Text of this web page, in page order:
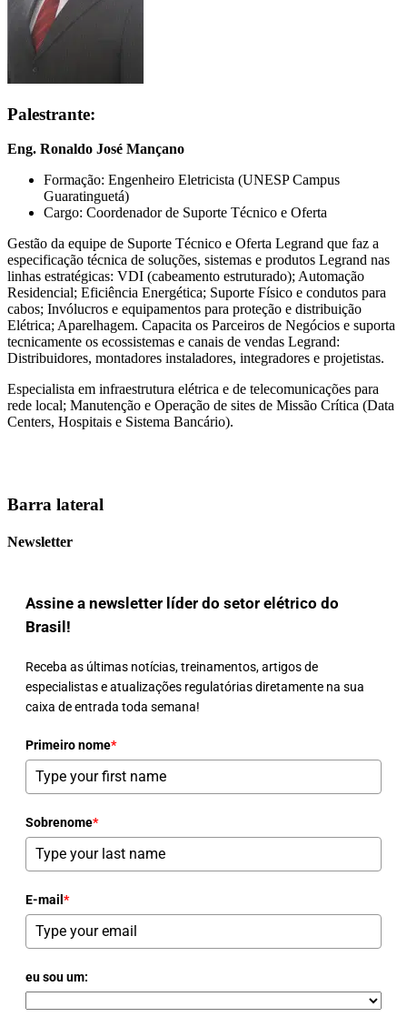
Palestrante:
Eng. Ronaldo José Mançano
Formação: Engenheiro Eletricista (UNESP Campus
Guaratinguetá)
Cargo: Coordenador de Suporte Técnico e Oferta
Gestão da equipe de Suporte Técnico e Oferta Legrand que faz a
especificação técnica de soluções, sistemas e produtos Legrand nas
linhas estratégicas: VDI (cabeamento estruturado); Automação
Residencial; Eficiência Energética; Suporte Físico e condutos para
cabos; Invólucros e equipamentos para proteção e distribuição
Elétrica; Aparelhagem. Capacita os Parceiros de Negócios e suporta
tecnicamente os ecossistemas e canais de vendas Legrand:
Distribuidores, montadores instaladores, integradores e projetistas.
Especialista em infraestrutura elétrica e de telecomunicações para
rede local; Manutenção e Operação de sites de Missão Crítica (Data
Centers, Hospitais e Sistema Bancário).
Barra lateral
Newsletter
Assine a newsletter líder do setor elétrico do
Brasil!
Receba as últimas notícias, treinamentos, artigos de
especialistas e atualizações regulatórias diretamente na sua
caixa de entrada toda semana!
Primeiro nome*
Sobrenome*
E-mail *
eu sou um: